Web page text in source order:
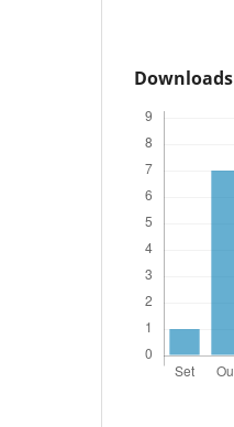
Downloads